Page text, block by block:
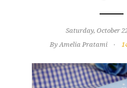
Saturday, October
By Amelia Pratami